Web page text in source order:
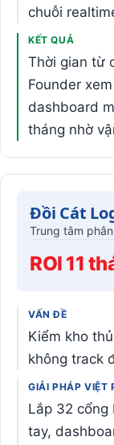
chuỗi
KẾT QUẢ
Thời gian từ
Founder
dashboard
tháng nhờ
Đồi Cát
Trung tâm
ROI 11
VẤN ĐỀ
Kiểm kho
không track
GIẢI PHÁP VIỆT
Lắp 32 cổng
tay,